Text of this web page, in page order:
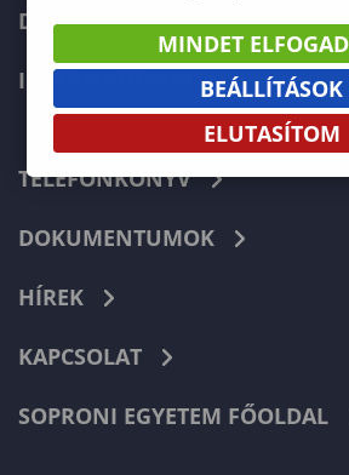
DOKTORI ISKOLA
INTERNATIONAL
TELEFONKÖNYV
DOKUMENTUMOK
HÍREK
KAPCSOLAT
SOPRONI EGYETEM FŐOLDAL
MINDET
BEÁLLÍTÁSOK
ELUTASÍTOM